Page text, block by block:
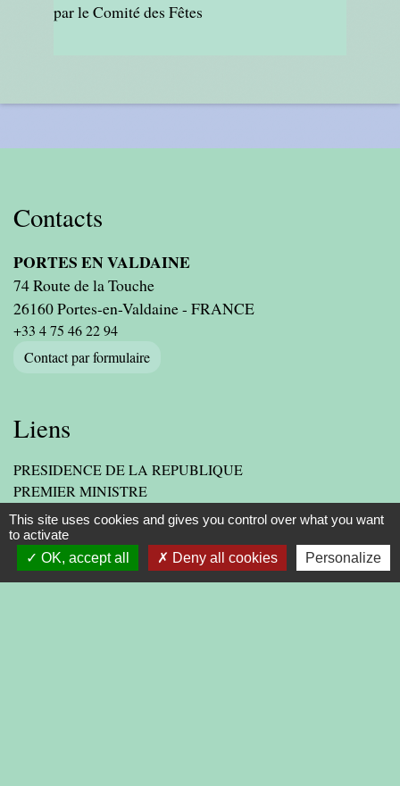
par le Comité des Fêtes
Contacts
PORTES EN VALDAINE
74 Route de la Touche
26160 Portes-en-Valdaine - FRANCE
+33 4 75 46 22 94
Contact par formulaire
Liens
PRESIDENCE DE LA REPUBLIQUE
PREMIER MINISTRE
MINISTERE DE L'INTERIEUR
ASSEMBLEE NATIONALE
CONSEIL D'ETAT
This site uses cookies and gives you control over what you want
to activate
OK, accept all
Deny all cookies Personalize